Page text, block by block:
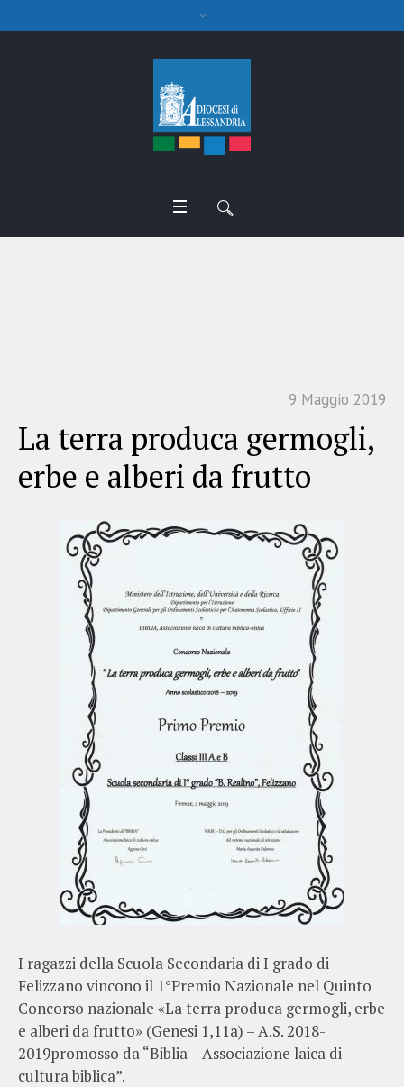
9 Maggio 2019
La terra produca germogli,
erbe e alberi da frutto
I ragazzi della Scuola Secondaria di I grado di
Felizzano vincono il 1°Premio Nazionale nel Quinto
Concorso nazionale «La terra produca germogli, erbe
e alberi da frutto» (Genesi 1,11a) – A.S. 2018-
2019promosso da “Biblia – Associazione laica di
cultura biblica”.